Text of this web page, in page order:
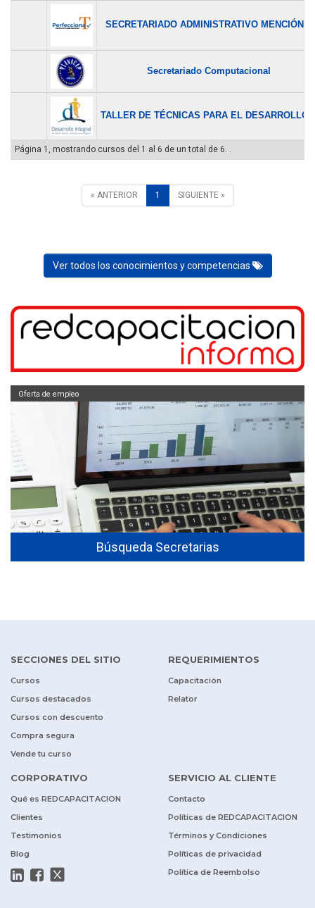
SECRETARIADO ADMINISTRATIVO MENCIÓN...
Secretariado Computacional
TALLER DE TÉCNICAS PARA EL
Página 1, mostrando cursos del 1 al 6 de un total de 6. .
« ANTERIOR 1 SIGUIENTE »
Ver todos los conocimientos y competencias
Búsqueda Secretarias
Oferta de empleo
SECCIONES DEL SITIO
Cursos
Cursos destacados
Cursos con descuento
Compra segura
Vende tu curso
REQUERIMIENTOS
Capacitación
Relator
CORPORATIVO
Qué es REDCAPACITACION
Clientes
Testimonios
Blog
SERVICIO AL CLIENTE
Contacto
Políticas de REDCAPACITACION
Términos y Condiciones
Políticas de privacidad
Política de Reembolso